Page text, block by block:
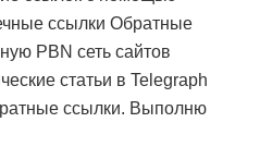
ссылки Обратные
PBN сеть сайтов
статьи в Telegraph
ссылки. Выполню